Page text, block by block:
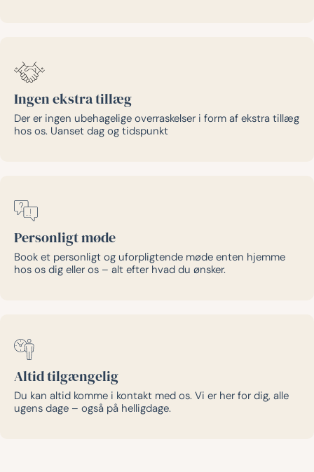
Ingen ekstra tillæg
Der er ingen ubehagelige overraskelser i form af ekstra tillæg
hos os. Uanset dag og tidspunkt
Personligt møde
Book et personligt og uforpligtende møde enten hjemme
hos os dig eller os – alt efter hvad du ønsker.
Altid tilgængelig
Du kan altid komme i kontakt med os. Vi er her for dig, alle
ugens dage – også på helligdage.